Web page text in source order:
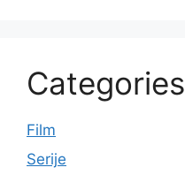
Categories
Film
Serije